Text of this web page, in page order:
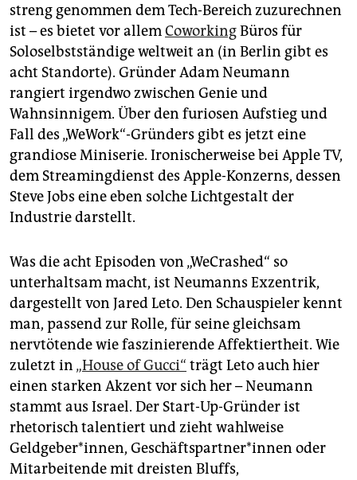
streng genommen dem Tech-Bereich zuzurechnen
ist – es bietet vor allemCoworkingBüros für
Soloselbstständige weltweit an (in Berlin gibt es
acht Standorte). Gründer Adam Neumann
rangiert irgendwo zwischen Genie und
Wahnsinnigem. Über den furiosen Aufstieg und
Fall des „WeWork“-Gründers gibt es jetzt eine
grandiose Miniserie. Ironischerweise bei Apple TV,
dem Streamingdienst des Apple-Konzerns, dessen
Steve Jobs eine eben solche Lichtgestalt der
Industrie darstellt.
Was die acht Episoden von „WeCrashed“ so
unterhaltsam macht, ist Neumanns Exzentrik,
dargestellt von Jared Leto. Den Schauspieler kennt
man, passend zur Rolle, für seine gleichsam
nervtötende wie faszinierende Affektiertheit. Wie
zuletzt in „House of Gucci“ trägt Leto auch hier
einen starken Akzent vor sich her – Neumann
stammt aus Israel. Der Start-Up-Gründer ist
rhetorisch talentiert und zieht wahlweise
Geldgeber*innen, Ge­schäfts­part­ne­r*in­nen oder
Mitarbeitende mit dreisten Bluffs,